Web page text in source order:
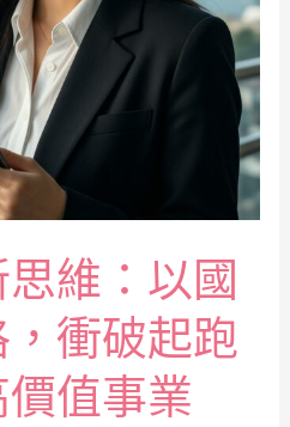
維：以國
衝破起跑
值事業